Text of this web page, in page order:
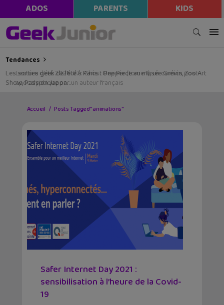
ADOS PARENTS KIDS
Tendances
Les sorties geek de l’été à Paris : One Piece au musée Grévin, Zoo Art
Show, Passion Japon…
Accueil Posts Tagged "animations"
Safer Internet Day 2021 :
sensibilisation à l’heure de la Covid-
19